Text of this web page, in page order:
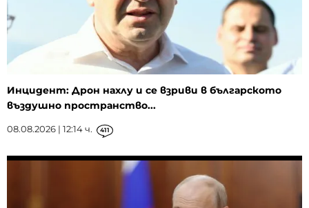
Инцидент: Дрон нахлу и се взриви в българското
въздушно пространство...
08.08.2026 | 12:14 ч. 411